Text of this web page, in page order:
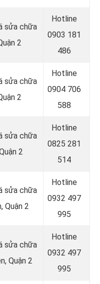
sửa chữa
2
Hotline
0903 181
486
sửa chữa
2
Hotline
0904 706
588
sửa chữa
2
Hotline
0825 281
514
sửa chữa
Quận 2
Hotline
0932 497
995
sửa chữa
Quận 2
Hotline
0932 497
995